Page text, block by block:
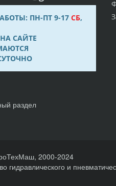
ПН-ПТ 9-17СБ,
САЙТЕ
раздел
2000-2024
гидравлического и